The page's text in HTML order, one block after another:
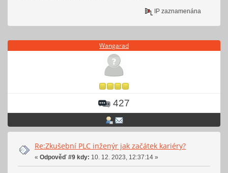
IP zaznamenána
Wangarad
427
Re:Zkušební PLC inženýr jak začátek kariéry?
« Odpověď #9 kdy: 10. 12. 2023, 12:37:14 »